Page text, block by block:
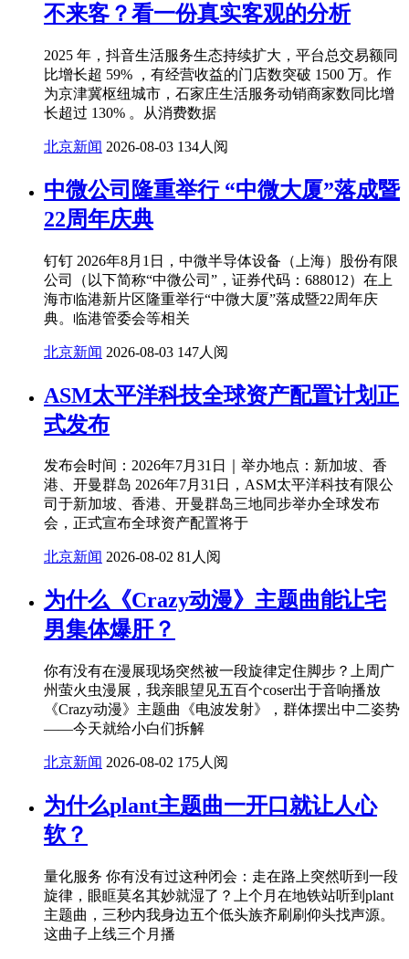
不来客？看一份真实客观的分析
2025 年，抖音生活服务生态持续扩大，平台总交易额同
比增长超 59% ，有经营收益的门店数突破 1500 万。作
为京津冀枢纽城市，石家庄生活服务动销商家数同比增
长超过 130% 。从消费数据
北京新闻 2026-08-03 134人阅
中微公司隆重举行 “中微大厦”落成暨
22周年庆典
钉钉 2026年8月1日，中微半导体设备（上海）股份有限
公司（以下简称“中微公司”，证券代码：688012）在上
海市临港新片区隆重举行“中微大厦”落成暨22周年庆
典。临港管委会等相关
北京新闻 2026-08-03 147人阅
ASM太平洋科技全球资产配置计划正
式发布
发布会时间：2026年7月31日｜举办地点：新加坡、香
港、开曼群岛 2026年7月31日，ASM太平洋科技有限公
司于新加坡、香港、开曼群岛三地同步举办全球发布
会，正式宣布全球资产配置将于
北京新闻 2026-08-02 81人阅
为什么《Crazy动漫》主题曲能让宅
男集体爆肝？
你有没有在漫展现场突然被一段旋律定住脚步？上周广
州萤火虫漫展，我亲眼望见五百个coser出于音响播放
《Crazy动漫》主题曲《电波发射》，群体摆出中二姿势
——今天就给小白们拆解
北京新闻 2026-08-02 175人阅
为什么plant主题曲一开口就让人心
软？
量化服务 你有没有过这种闭会：走在路上突然听到一段
旋律，眼眶莫名其妙就湿了？上个月在地铁站听到plant
主题曲，三秒内我身边五个低头族齐刷刷仰头找声源。
这曲子上线三个月播